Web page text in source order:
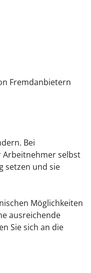
Fremdanbietern
Bei
Arbeitnehmer selbst
setzen und sie
Möglichkeiten
ausreichende
Sie sich an die